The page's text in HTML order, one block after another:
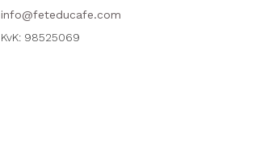
info@feteducafe.com
KvK: 98525069